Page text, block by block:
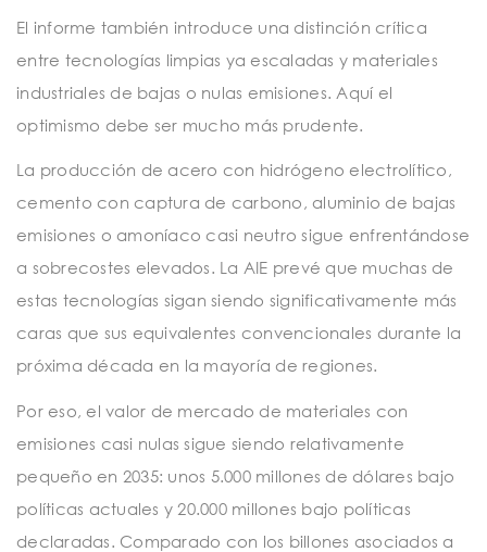
El informe también introduce una distinción crítica
entre tecnologías limpias ya escaladas y materiales
industriales de bajas o nulas emisiones. Aquí el
optimismo debe ser mucho más prudente.
La producción de acero con hidrógeno electrolítico,
cemento con captura de carbono, aluminio de bajas
emisiones o amoníaco casi neutro sigue enfrentándose
a sobrecostes elevados. La AIE prevé que muchas de
estas tecnologías sigan siendo significativamente más
caras que sus equivalentes convencionales durante la
próxima década en la mayoría de regiones.
Por eso, el valor de mercado de materiales con
emisiones casi nulas sigue siendo relativamente
pequeño en 2035: unos 5.000 millones de dólares bajo
políticas actuales y 20.000 millones bajo políticas
declaradas. Comparado con los billones asociados a